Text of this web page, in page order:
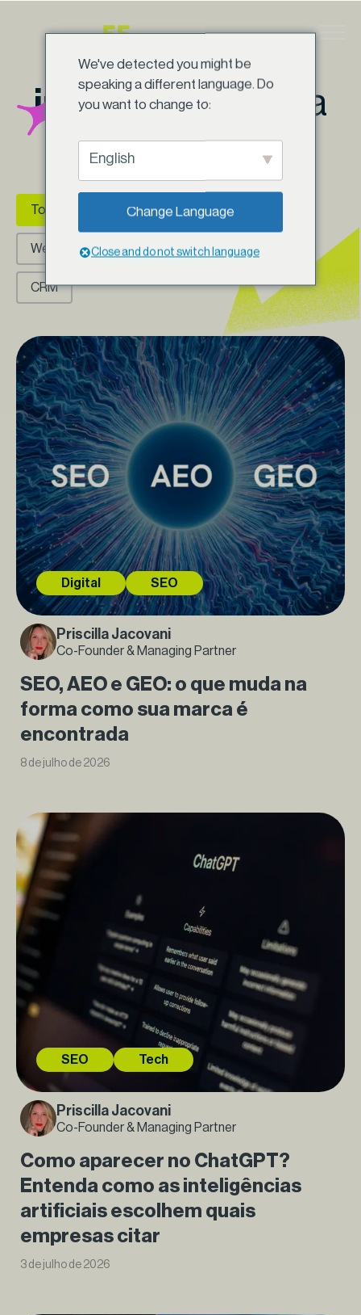
O caminho da
inovaçãocomeça
aqui
Categorias (Posts)
Todos SEO Tech Apps
Websites Digital IA UXUI
CRM
Digital SEO
Priscilla Jacovani
Co-Founder & Managing Partner
SEO, AEO e GEO: o que muda na
forma como sua marca é
encontrada
8 de julho de 2026
SEO Tech
Priscilla Jacovani
Co-Founder & Managing Partner
Como aparecer no ChatGPT?
Entenda como as inteligências
artificiais escolhem quais
empresas citar
3 de julho de 2026
We've detected you might be
speaking a different language. Do
you want to change to:
English
Change Language
Close and do not switch language